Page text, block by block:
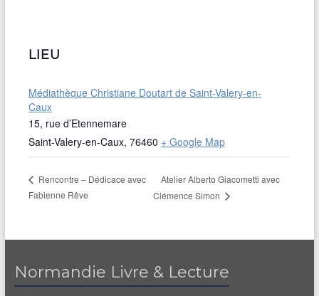
LIEU
Médiathèque Christiane Doutart de Saint-Valery-en-
Caux
15, rue d’Etennemare
Saint-Valery-en-Caux, 76460 + Google Map
Rencontre – Dédicace avec
Fabienne Rêve
Atelier Alberto Giacometti avec
Clémence Simon
Normandie Livre & Lecture